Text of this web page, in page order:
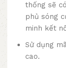
thống sẽ
phủ sóng
minh kết
Sử dụng
cao.